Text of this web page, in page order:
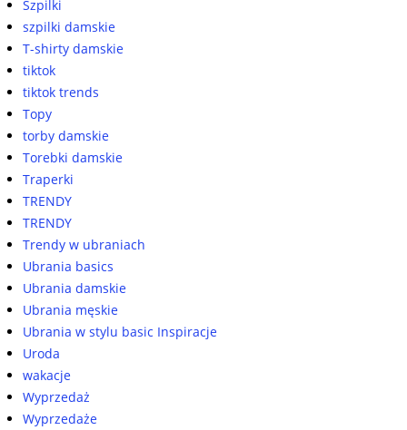
Szpilki
szpilki damskie
T-shirty damskie
tiktok
tiktok trends
Topy
torby damskie
Torebki damskie
Traperki
TRENDY
TRENDY
Trendy w ubraniach
Ubrania basics
Ubrania damskie
Ubrania męskie
Ubrania w stylu basic Inspiracje
Uroda
wakacje
Wyprzedaż
Wyprzedaże